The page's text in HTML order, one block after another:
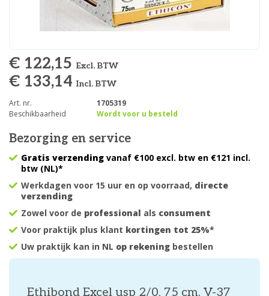
€ 122,15 Excl. BTW
€ 133,14 Incl. BTW
Art. nr.
1705319
Beschikbaarheid
Wordt voor u besteld
Bezorging en service
Gratis verzending vanaf €100 excl. btw en €121 incl.
btw (NL)*
Werkdagen voor 15 uur en op voorraad, directe
verzending
Zowel voor de professional als consument
Voor praktijk plus klant kortingen tot 25%*
Uw praktijk kan in NL op rekening bestellen
Ethibond Excel usp 2/0, 75 cm, V-37